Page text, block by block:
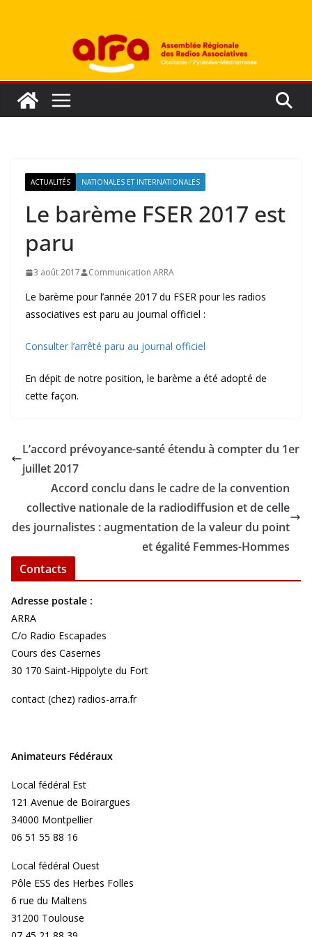
ACTUALITÉS NATIONALES ET INTERNATIONALES
Le barème FSER 2017 est
paru
3 août 2017 Communication ARRA
Le barème pour l’année 2017 du FSER pour les radios
associatives est paru au journal officiel :
Consulter l’arrêté paru au journal officiel
En dépit de notre position, le barème a été adopté de
cette façon.
L’accord prévoyance-santé étendu à compter du 1er
juillet 2017
Accord conclu dans le cadre de la convention
collective nationale de la radiodiffusion et de celle
des journalistes : augmentation de la valeur du point
et égalité Femmes-Hommes
Contacts
Adresse postale :
ARRA
C/o Radio Escapades
Cours des Casernes
30 170 Saint-Hippolyte du Fort
contact (chez) radios-arra.fr
Animateurs Fédéraux
Local fédéral Est
121 Avenue de Boirargues
34000 Montpellier
06 51 55 88 16
Local fédéral Ouest
Pôle ESS des Herbes Folles
6 rue du Maltens
31200 Toulouse